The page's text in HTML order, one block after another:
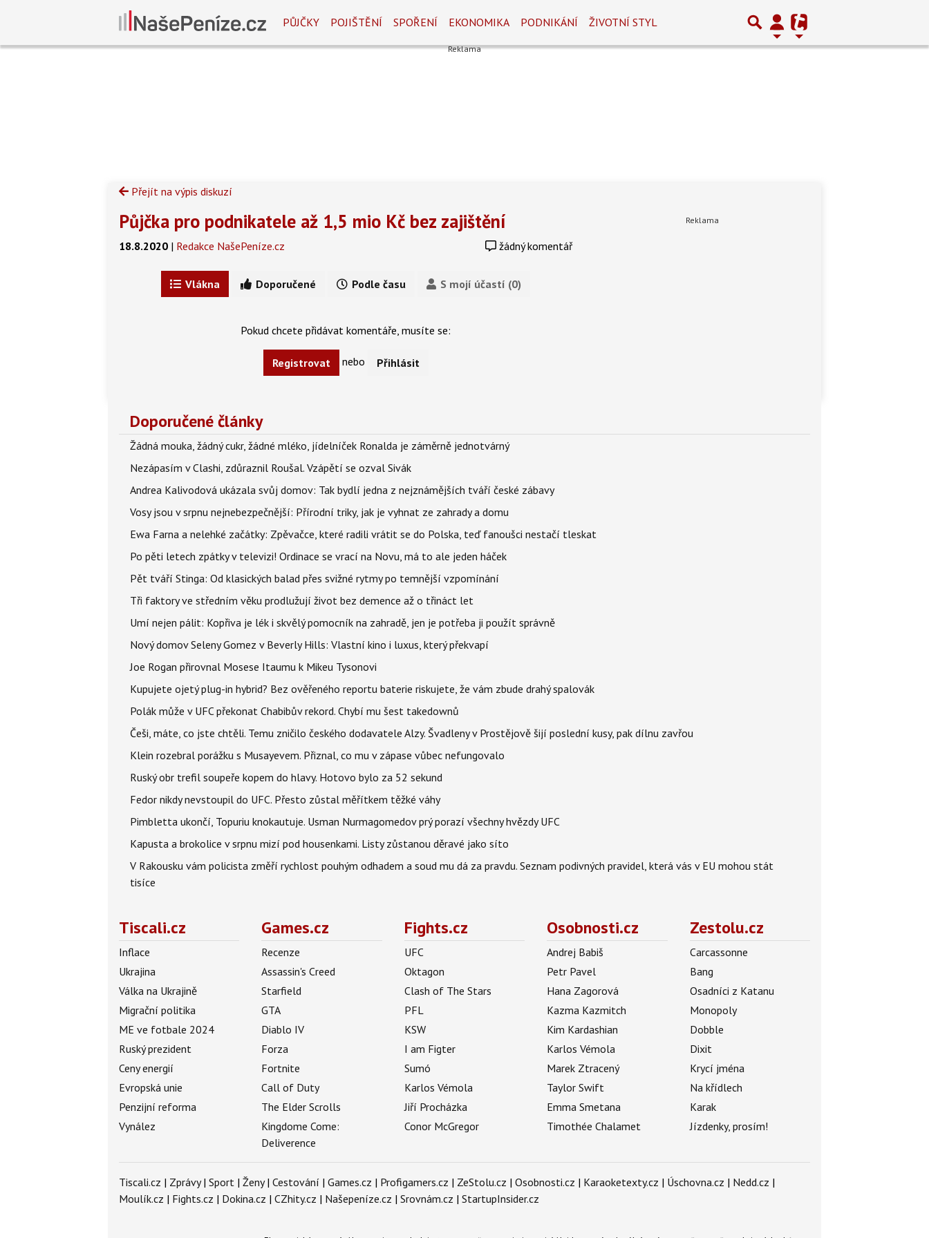
PŮJČKY POJIŠTĚNÍ SPOŘENÍ EKONOMIKA PODNIKÁNÍ ŽIVOTNÍ STYL
Přejít na výpis diskuzí
Půjčka pro podnikatele až 1,5 mio Kč bez zajištění
18.8.2020 | Redakce NašePeníze.cz žádný komentář
Vlákna Doporučené Podle času S mojí účastí (0)
Pokud chcete přidávat komentáře, musíte se:
Registrovat nebo Přihlásit
Doporučené články
Žádná mouka, žádný cukr, žádné mléko, jídelníček Ronalda je záměrně jednotvárný
Nezápasím v Clashi, zdůraznil Roušal. Vzápětí se ozval Sivák
Andrea Kalivodová ukázala svůj domov: Tak bydlí jedna z nejznámějších tváří české zábavy
Vosy jsou v srpnu nejnebezpečnější: Přírodní triky, jak je vyhnat ze zahrady a domu
Ewa Farna a nelehké začátky: Zpěvačce, které radili vrátit se do Polska, teď fanoušci nestačí tleskat
Po pěti letech zpátky v televizi! Ordinace se vrací na Novu, má to ale jeden háček
Pět tváří Stinga: Od klasických balad přes svižné rytmy po temnější vzpomínání
Tři faktory ve středním věku prodlužují život bez demence až o třináct let
Umí nejen pálit: Kopřiva je lék i skvělý pomocník na zahradě, jen je potřeba ji použít správně
Nový domov Seleny Gomez v Beverly Hills: Vlastní kino i luxus, který překvapí
Joe Rogan přirovnal Mosese Itaumu k Mikeu Tysonovi
Kupujete ojetý plug-in hybrid? Bez ověřeného reportu baterie riskujete, že vám zbude drahý spalovák
Polák může v UFC překonat Chabibův rekord. Chybí mu šest takedownů
Češi, máte, co jste chtěli. Temu zničilo českého dodavatele Alzy. Švadleny v Prostějově šijí poslední kusy, pak dílnu zavřou
Klein rozebral porážku s Musayevem. Přiznal, co mu v zápase vůbec nefungovalo
Ruský obr trefil soupeře kopem do hlavy. Hotovo bylo za 52 sekund
Fedor nikdy nevstoupil do UFC. Přesto zůstal měřítkem těžké váhy
Pimbletta ukončí, Topuriu knokautuje. Usman Nurmagomedov prý porazí všechny hvězdy UFC
Kapusta a brokolice v srpnu mizí pod housenkami. Listy zůstanou děravé jako síto
V Rakousku vám policista změří rychlost pouhým odhadem a soud mu dá za pravdu. Seznam podivných pravidel, která vás v EU mohou stát
tisíce
Tiscali.cz
Inflace
Ukrajina
Válka na Ukrajině
Migrační politika
ME ve fotbale 2024
Ruský prezident
Ceny energií
Evropská unie
Penzijní reforma
Vynález
Games.cz
Recenze
Assassin's Creed
Starfield
GTA
Diablo IV
Forza
Fortnite
Call of Duty
The Elder Scrolls
Kingdome Come:
Deliverence
Fights.cz
UFC
Oktagon
Clash of The Stars
PFL
KSW
I am Figter
Sumó
Karlos Vémola
Jiří Procházka
Conor McGregor
Osobnosti.cz
Andrej Babiš
Petr Pavel
Hana Zagorová
Kazma Kazmitch
Kim Kardashian
Karlos Vémola
Marek Ztracený
Taylor Swift
Emma Smetana
Timothée Chalamet
Zestolu.cz
Carcassonne
Bang
Osadníci z Katanu
Monopoly
Dobble
Dixit
Krycí jména
Na křídlech
Karak
Jízdenky, prosím!
Tiscali.cz | Zprávy| Sport | Ženy| Cestování | Games.cz | Profigamers.cz | ZeStolu.cz | Osobnosti.cz | Karaoketexty.cz | Úschovna.cz | Nedd.cz |
Moulík.cz | Fights.cz | Dokina.cz | CZhity.cz | Našepeníze.cz | Srovnám.cz | StartupInsider.cz